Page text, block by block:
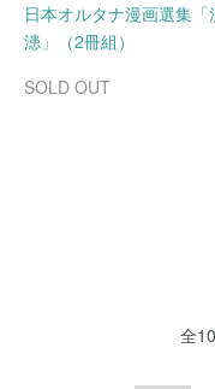
日本オルタナ漫画選集「
漶」（2冊組）
SOLD OUT
全